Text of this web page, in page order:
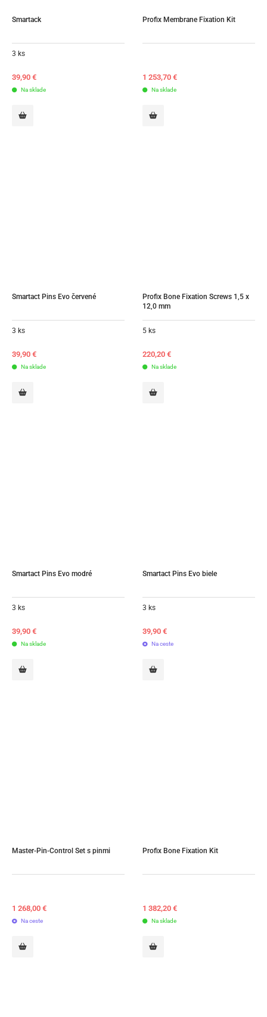
Smartack
3 ks
39,90 €
Na sklade
Profix Membrane Fixation Kit
1 253,70 €
Na sklade
Smartact Pins Evo červené
3 ks
39,90 €
Na sklade
Profix Bone Fixation Screws 1,5 x
12,0 mm
5 ks
220,20 €
Na sklade
Smartact Pins Evo modré
3 ks
39,90 €
Na sklade
Smartact Pins Evo biele
3 ks
39,90 €
Na ceste
Master-Pin-Control Set s pinmi
1 268,00 €
Na ceste
Profix Bone Fixation Kit
1 382,20 €
Na sklade